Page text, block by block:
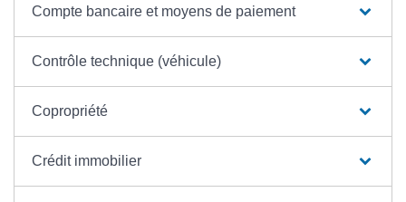
Compte bancaire et moyens de paiement
Contrôle technique (véhicule)
Copropriété
Crédit immobilier